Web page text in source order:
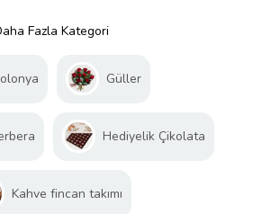
Fazla Kategori
Güller
Hediyelik Çikolata
Kahve fincan takımı